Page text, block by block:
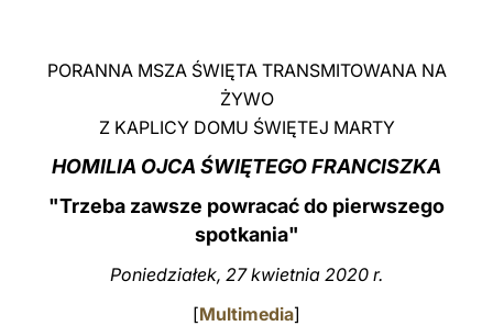
PORANNA MSZA ŚWIĘTA TRANSMITOWANA NA
ŻYWO
Z KAPLICY DOMU ŚWIĘTEJ MARTY
HOMILIA OJCA ŚWIĘTEGO FRANCISZKA
"Trzeba zawsze powracać do pierwszego
spotkania"
Poniedziałek, 27 kwietnia 2020 r.
[Multimedia]